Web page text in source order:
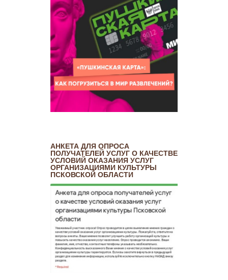
АНКЕТА ДЛЯ ОПРОСА
ПОЛУЧАТЕЛЕЙ УСЛУГ О КАЧЕСТВЕ
УСЛОВИЙ ОКАЗАНИЯ УСЛУГ
ОРГАНИЗАЦИЯМИ КУЛЬТУРЫ
ПСКОВСКОЙ ОБЛАСТИ